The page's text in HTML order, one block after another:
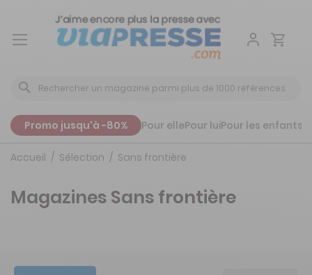
Aller
Promo jusqu'à -80% Pour ellePour luiPour les enfants
Accueil Sélection Sans frontière
Magazines Sans frontière